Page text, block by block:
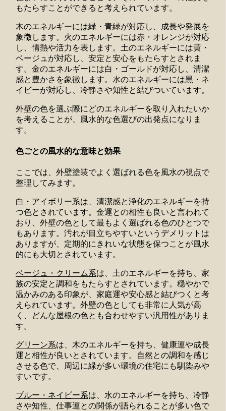
もたらすことができると考えられています。
木のエネルギーには緑・青緑が対応し、成長や発展を
象徴します。火のエネルギーには赤・オレンジが対応
し、情熱や活力を表します。土のエネルギーには黄・
ベージュが対応し、安定と安心をもたらすとされま
す。金のエネルギーには白・ゴールドが対応し、清潔
感と豊かさを象徴します。水のエネルギーには黒・ネ
イビーが対応し、冷静さや知性と結びついています。
外壁の色を選ぶ際にどのエネルギーを取り入れたいか
を考えることが、風水的な色選びの出発点になりま
す。
色ごとの風水的な意味と効果
ここでは、外壁塗装でよく選ばれる色を風水の視点で
整理してみます。
白・アイボリー系は、清潔感と浄化のエネルギーを持
つ色とされています。金運との相性も良いと言われて
おり、外壁の色として最もよく選ばれる色のひとつで
もあります。汚れが目立ちやすいというデメリットは
ありますが、定期的にきれいな状態を保つことが風水
的にも大切とされています。
ベージュ・クリーム系は、土のエネルギーを持ち、家
族の安定と調和をもたらすとされています。穏やかで
温かみのある印象が、家庭運や安心感と結びつくと考
えられています。外壁の色としても非常に人気が高
く、どんな屋根の色とも合わせやすい汎用性がありま
す。
グリーン系は、木のエネルギーを持ち、健康運や成長
運と相性が良いとされています。自然との調和を感じ
させる色で、周辺に緑が多い環境の住宅にも馴染みや
すいです。
ブルー・ネイビー系は、水のエネルギーを持ち、冷静
さや知性、仕事運との関係が語られることが多い色で